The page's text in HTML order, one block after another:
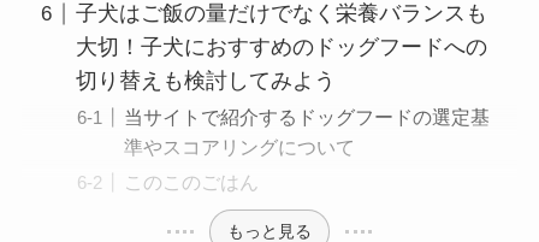
子犬はご飯の量だけでなく栄養バランスも
大切！子犬におすすめのドッグフードへの
切り替えも検討してみよう
当サイトで紹介するドッグフードの選定基
準やスコアリングについて
このこのごはん
もっと見る